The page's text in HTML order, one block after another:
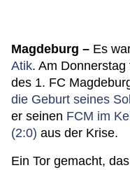
Magdeburg – Es
Atik. Am
des 1. FC
die Geburt seines
er seinen FCM im
(2:0) aus der Krise.
Ein Tor gemacht,